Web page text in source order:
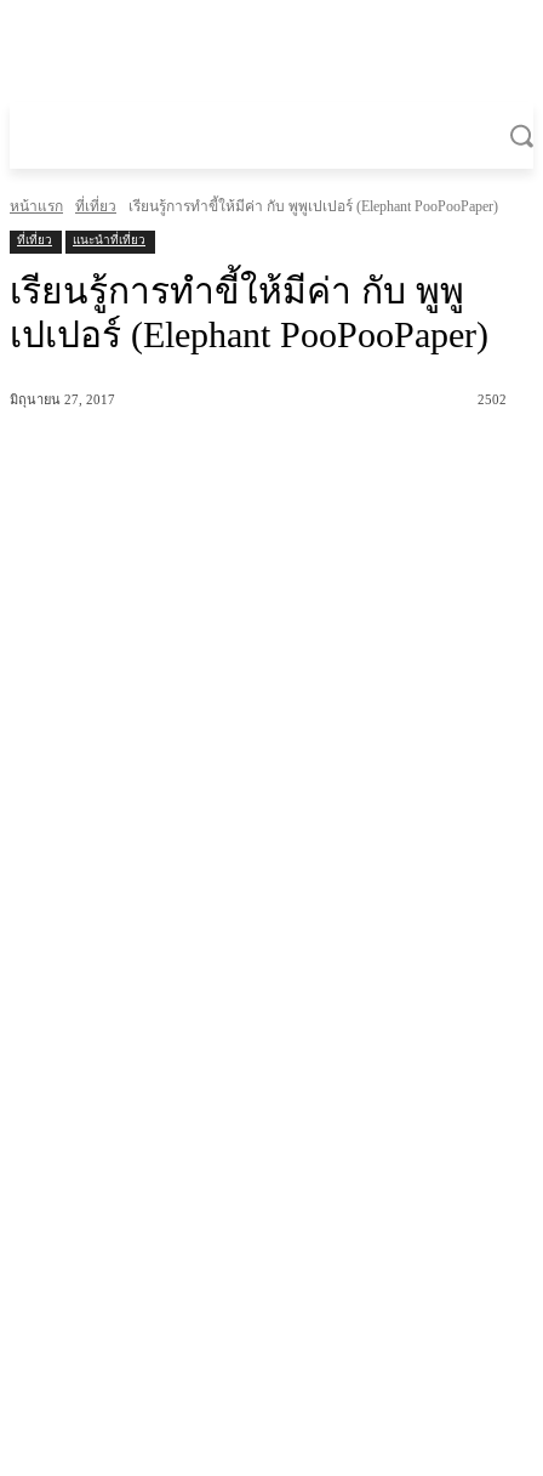
หน้าแรก ที่เที่ยว เรียนรู้การทำขี้ให้มีค่า กับ พูพูเปเปอร์ (Elephant PooPooPaper)
ที่เที่ยว แนะนำที่เที่ยว
เรียนรู้การทำขี้ให้มีค่า กับ พูพู
เปเปอร์ (Elephant PooPooPaper)
มิถุนายน 27, 2017 2502